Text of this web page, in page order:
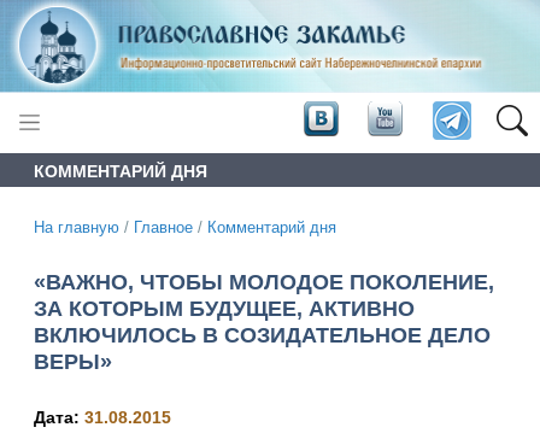
КОММЕНТАРИЙ ДНЯ
На главную / Главное / Комментарий дня
«ВАЖНО, ЧТОБЫ МОЛОДОЕ ПОКОЛЕНИЕ,
ЗА КОТОРЫМ БУДУЩЕЕ, АКТИВНО
ВКЛЮЧИЛОСЬ В СОЗИДАТЕЛЬНОЕ ДЕЛО
ВЕРЫ»
Дата: 31.08.2015